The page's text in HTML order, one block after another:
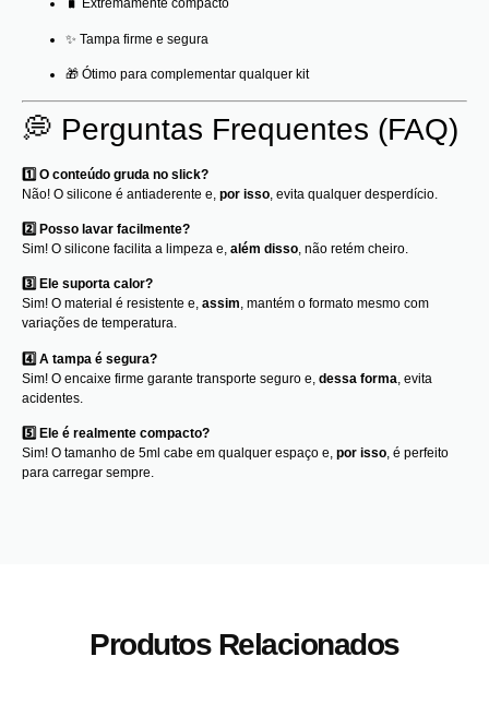
🧳 Extremamente compacto
✨ Tampa firme e segura
🎁 Ótimo para complementar qualquer kit
💭 Perguntas Frequentes (FAQ)
1️⃣ O conteúdo gruda no slick?
Não! O silicone é antiaderente e, por isso , evita qualquer desperdício.
2️⃣ Posso lavar facilmente?
Sim! O silicone facilita a limpeza e, além disso, não retém cheiro.
3️⃣ Ele suporta calor?
Sim! O material é resistente e, assim, mantém o formato mesmo com
variações de temperatura.
4️⃣ A tampa é segura?
Sim! O encaixe firme garante transporte seguro e, dessa forma, evita
acidentes.
5️⃣ Ele é realmente compacto?
Sim! O tamanho de 5ml cabe em qualquer espaço e, por isso, é perfeito
para carregar sempre.
Produtos Relacionados